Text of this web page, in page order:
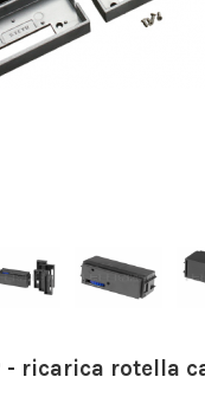
- ricarica rotella